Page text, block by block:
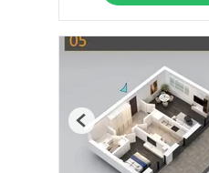
Previous